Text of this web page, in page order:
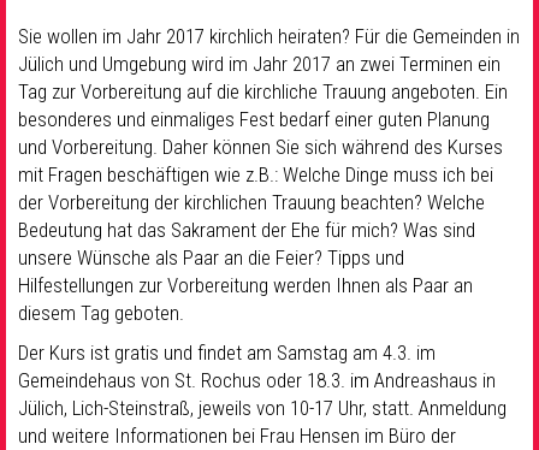
Musik& Kultur
Seelsorge & Kontakt
Sie wollen im Jahr 2017 kirchlich heiraten? Für die Gemeinden in
Jülich und Umgebung wird im Jahr 2017 an zwei Terminen ein
Tag zur Vorbereitung auf die kirchliche Trauung angeboten. Ein
besonderes und einmaliges Fest bedarf einer guten Planung
und Vorbereitung. Daher können Sie sich während des Kurses
mit Fragen beschäftigen wie z.B.: Welche Dinge muss ich bei
der Vorbereitung der kirchlichen Trauung beachten? Welche
Bedeutung hat das Sakrament der Ehe für mich? Was sind
unsere Wünsche als Paar an die Feier? Tipps und
Hilfestellungen zur Vorbereitung werden Ihnen als Paar an
diesem Tag geboten.
Der Kurs ist gratis und findet am Samstag am 4.3. im
Gemeindehaus von St. Rochus oder 18.3. im Andreashaus in
Jülich, Lich-Steinstraß, jeweils von 10-17 Uhr, statt. Anmeldung
und weitere Informationen bei Frau Hensen im Büro der